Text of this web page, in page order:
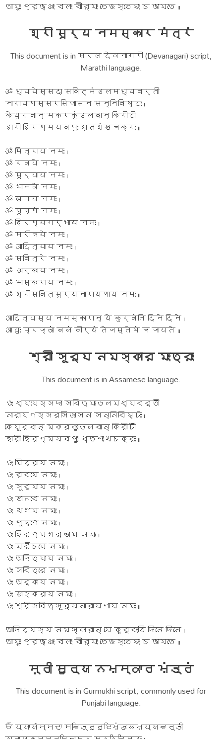
আযুঃ প্রজ্ঞাং বলং বীর্যং তেজস্তেষাং চ জাযতে ॥
श्री सूर्य नमस्कार मंत्रं
This document is in सरल देवनागरी (Devanagari) script,
Marathi language.
ॐ ध्यायेस्सदा सवितृमंडलमध्यवर्ती
नारायणस्सरसिजासन सन्निविष्टः ।
केयूरवान् मकरकुंडलवान् किरीटी
हारी हिरण्मयवपुः धृतशंखचक्रः ॥
ॐ मित्राय नमः ।
ॐ रवये नमः ।
ॐ सूर्याय नमः ।
ॐ भानवे नमः ।
ॐ खगाय नमः ।
ॐ पूष्णे नमः ।
ॐ हिरण्यगर्भाय नमः ।
ॐ मरीचये नमः ।
ॐ आदित्याय नमः ।
ॐ सवित्रे नमः ।
ॐ अर्काय नमः ।
ॐ भास्कराय नमः ।
ॐ श्रीसवितृसूर्यनारायणाय नमः ॥
आदित्यस्य नमस्कारान् ये कुर्वंति दिने दिने ।
आयुः प्रज्ञां बलं वीर्यं तेजस्तेषां च जायते ॥
শ্রী সূর্য নমস্কার মংত্রং
This document is in Assamese language.
ওং ধ্যাযেস্সদা সবিতৃমংডলমধ্যবর্তী
নারাযণস্সরসিজাসন সন্নিবিষ্টঃ ।
কেযূরবান্ মকরকুংডলবান্ কিরীটী
হারী হিরণ্মযবপুঃ ধৃতশংখচক্রঃ ॥
ওং মিত্রায নমঃ ।
ওং রবযে নমঃ ।
ওং সূর্যায নমঃ ।
ওং ভানবে নমঃ ।
ওং খগায নমঃ ।
ওং পূষ্ণে নমঃ ।
ওং হিরণ্যগর্ভায নমঃ ।
ওং মরীচযে নমঃ ।
ওং আদিত্যায নমঃ ।
ওং সবিত্রে নমঃ ।
ওং অর্কায নমঃ ।
ওং ভাস্করায নমঃ ।
ওং শ্রীসবিতৃসূর্যনারাযণায নমঃ ॥
আদিত্যস্য নমস্কারান্ যে কুর্বংতি দিনে দিনে ।
আযুঃ প্রজ্ঞাং বলং বীর্যং তেজস্তেষাং চ জাযতে ॥
ਸ਼੍ਰੀ ਸੂਰ੍ਯ ਨਮਸ੍ਕਾਰ ਮਂਤ੍ਰਂ
This document is in Gurmukhi script, commonly used for
Punjabi language.
ਓਂ ਧ੍ਯਾਯੇਸ੍ਸਦਾ ਸਵਿਤ੍ਰੁਰੁਇਮਂਡਲਮਧ੍ਯਵਰ੍ਤੀ